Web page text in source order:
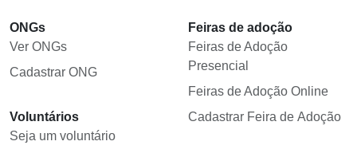
ONGs
Ver ONGs
Cadastrar ONG
Voluntários
Seja um voluntário
Feiras de adoção
Feiras de Adoção
Presencial
Feiras de Adoção Online
Cadastrar Feira de Adoção